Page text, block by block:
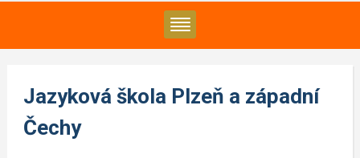
Jazyková škola Plzeň a západní
Čechy